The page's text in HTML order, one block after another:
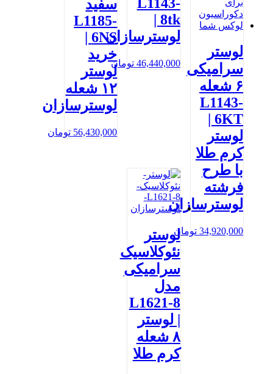
لوستر
سرامیکی
۶ شعله
L1143-
6KT |
لوستر
کرم طلا
با طرح
فرشته
لوسترسازان
34,920,000 تومان
8tk |
لوسترسازان
46,440,000 تومان
سفید
L1185-
6NS |
خرید
لوستر
۱۲ شعله
لوسترسازان
56,430,000 تومان
لوستر
نئوکلاسیک
سرامیکی
مدل
L1621-8
| لوستر
۸ شعله
کرم طلا